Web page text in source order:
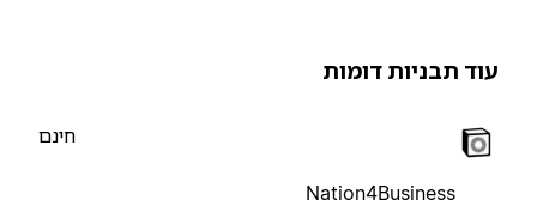
תבניות דומות
Nation4Business